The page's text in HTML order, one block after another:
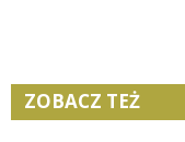
ZOBACZ TEŻ